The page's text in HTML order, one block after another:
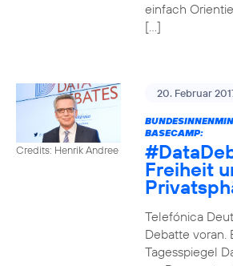
einfach
[…]
Credits: Henrik Andree
20. Februar
BASECAMP:
Freiheit
Telefónica
Debatte voran.
Tagesspiegel